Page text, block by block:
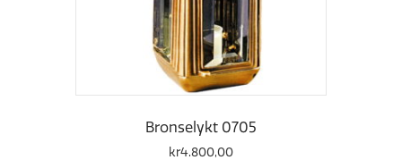
Bronselykt 0705
kr4.800,00